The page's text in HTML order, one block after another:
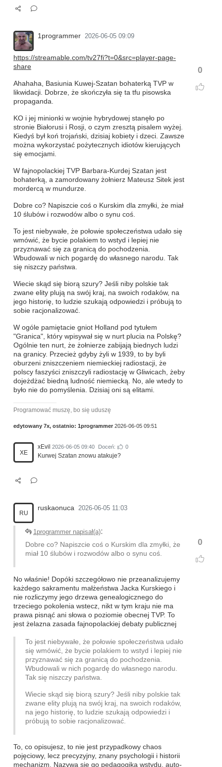
1programmer 2026-06-05 09:09
0
https://streamable.com/tv27fi?t=0&src=player-page-
share
Ahahaha, Basiunia Kuwej-Szatan bohaterką TVP w
likwidacji. Dobrze, że skończyła się ta tfu pisowska
propaganda.
KO i jej minionki w wojnie hybrydowej stanęło po
stronie Białorusi i Rosji, o czym zresztą pisalem wyżej.
Kiedyś był koń trojański, dzisiaj kobiety i dzeci. Zawsze
można wykorzystać pożytecznych idiotów kierujących
się emocjami.
W fajnopolackiej TVP Barbara-Kurdej Szatan jest
bohaterką, a zamordowany żołnierz Mateusz Sitek jest
mordercą w mundurze.
Dobre co? Napiszcie coś o Kurskim dla zmyłki, że miał
10 ślubów i rozwodów albo o synu coś.
To jest niebywałe, że połowie społeczeństwa udało się
wmówić, że bycie polakiem to wstyd i lepiej nie
przyznawać się za granicą do pochodzenia.
Wbudowali w nich pogardę do własnego narodu. Tak
się niszczy państwa.
Wiecie skąd się biorą szury? Jeśli niby polskie tak
zwane elity plują na swój kraj, na swoich rodaków, na
jego historię, to ludzie szukają odpowiedzi i próbują to
sobie racjonalizować.
W ogóle pamiętacie gniot Holland pod tytułem
"Granica", który wpisywał się w nurt plucia na Polskę?
Ogólnie ten nurt, że żołnierze zabijają biednych ludzi
na granicy. Przecież gdyby żyli w 1939, to by byli
oburzeni zniszczeniem niemieckiej radiostacji, że
polscy faszyści zniszczyli radiostację w Gliwicach, żeby
dojeżdżać biedną ludność niemiecką. No, ale wtedy to
było nie do pomyślenia. Dzisiaj oni są elitami.
Programować muszę, bo się uduszę
edytowany 7x, ostatnio: 1programmer 2026-06-05 09:51
XE
xEvil 2026-06-05 09:40 Doceń: 0
Kurwej Szatan znowu atakuje?
RU
ruskaonuca 2026-06-05 11:03
0
1programmer napisał(a):
Dobre co? Napiszcie coś o Kurskim dla zmyłki, że
miał 10 ślubów i rozwodów albo o synu coś.
No właśnie! Dopóki szczegółowo nie przeanalizujemy
każdego sakramentu małżeństwa Jacka Kurskiego i
nie rozliczymy jego drzewa genealogicznego do
trzeciego pokolenia wstecz, nikt w tym kraju nie ma
prawa pisnąć ani słowa o poziomie obecnej TVP. To
jest żelazna zasada fajnopolackiej debaty publicznej
To jest niebywałe, że połowie społeczeństwa udało
się wmówić, że bycie polakiem to wstyd i lepiej nie
przyznawać się za granicą do pochodzenia.
Wbudowali w nich pogardę do własnego narodu.
Tak się niszczy państwa.
Wiecie skąd się biorą szury? Jeśli niby polskie tak
zwane elity plują na swój kraj, na swoich rodaków,
na jego historię, to ludzie szukają odpowiedzi i
próbują to sobie racjonalizować.
To, co opisujesz, to nie jest przypadkowy chaos
pojęciowy, lecz precyzyjny, znany psychologii i historii
mechanizm. Nazywa się go pedagogiką wstydu, auto-